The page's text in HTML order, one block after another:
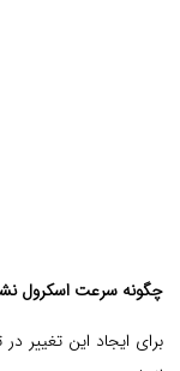
چگونه سرعت اسکرول
برای ایجاد این تغییر